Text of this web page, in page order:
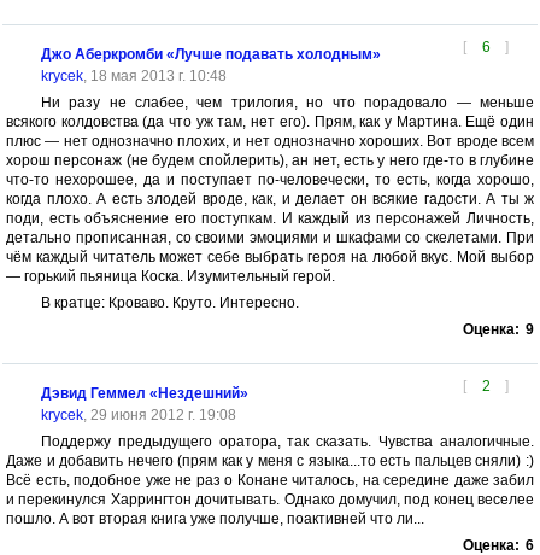
[ 6 ]
Джо Аберкромби «Лучше подавать холодным»
krycek, 18 мая 2013 г. 10:48
Ни разу не слабее, чем трилогия, но что порадовало — меньше
всякого колдовства (да что уж там, нет его). Прям, как у Мартина. Ещё один
плюс — нет однозначно плохих, и нет однозначно хороших. Вот вроде всем
хорош персонаж (не будем спойлерить), ан нет, есть у него где-то в глубине
что-то нехорошее, да и поступает по-человечески, то есть, когда хорошо,
когда плохо. А есть злодей вроде, как, и делает он всякие гадости. А ты ж
поди, есть объяснение его поступкам. И каждый из персонажей Личность,
детально прописанная, со своими эмоциями и шкафами со скелетами. При
чём каждый читатель может себе выбрать героя на любой вкус. Мой выбор
— горький пьяница Коска. Изумительный герой.
В кратце: Кроваво. Круто. Интересно.
Оценка: 9
[ 2 ]
Дэвид Геммел «Нездешний»
krycek, 29 июня 2012 г. 19:08
Поддержу предыдущего оратора, так сказать. Чувства аналогичные.
Даже и добавить нечего (прям как у меня с языка...то есть пальцев сняли) :)
Всё есть, подобное уже не раз о Конане читалось, на середине даже забил
и перекинулся Харрингтон дочитывать. Однако домучил, под конец веселее
пошло. А вот вторая книга уже получше, поактивней что ли...
Оценка: 6